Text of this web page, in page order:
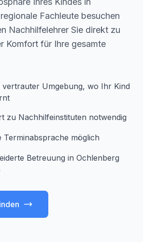
Fachleute besuchen
Nachhilfelehrer Sie direkt zu
Komfort für Ihre gesamte
Umgebung, wo Ihr Kind
zu Nachhilfeinstituten notwendig
Terminabsprache möglich
Betreuung in Ochlenberg